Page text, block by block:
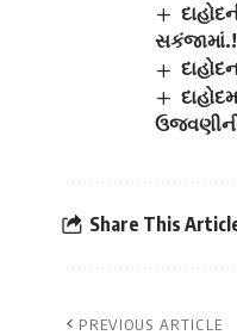
સકંજામાં.!
Share This
PREVIOUS ARTICLE